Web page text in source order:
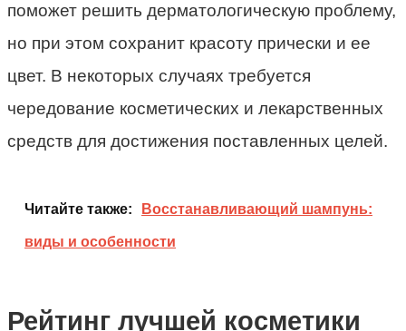
поможет решить дерматологическую проблему,
но при этом сохранит красоту прически и ее
цвет. В некоторых случаях требуется
чередование косметических и лекарственных
средств для достижения поставленных целей.
Читайте также: Восстанавливающий шампунь:
виды и особенности
Рейтинг лучшей косметики